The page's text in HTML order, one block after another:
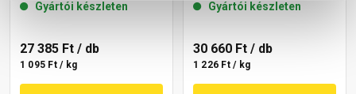
Gyártói készleten
27 385 Ft / db
1 095 Ft / kg
14-C 25 kg
Gyártói készleten
30 660 Ft / db
1 226 Ft / kg